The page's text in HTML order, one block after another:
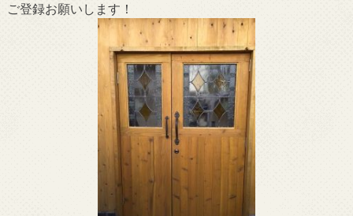
ご登録お願いします！